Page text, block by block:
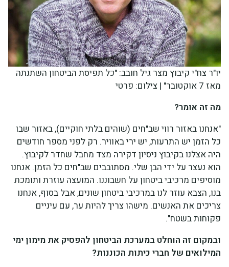
יו"ר צח"י קיבוץ מצר גיל חובב: "כל תפיסת הביטחון השתנתה
מאז 7 אוקטובר" | צילום: פרטי
מה זה אומר?
"אנחנו באזור רווי שב"חים (שוהים בלתי חוקיים), באזור שבו
כל הזמן יש התרעות, יש ירי באוויר. רק לפני מספר חודשים
היה אצלנו בקיבוץ ניסיון דקירה מצד מחבל שחדר לקיבוץ.
הוא נעצר על ידי הבן שלי. מסתובבים שב"חים כל הזמן. אנחנו
מוסיפים מרכיבי ביטחון על חשבוננו. המועצה עוזרת ותומכת
בנו, הצבא עוזר לנו במרכיבי ביטחון שונים, אבל בסוף, אנחנו
צריכים את האנשים. מישהו צריך להיות ער, עם עיניים
פקוחות בשטח".
ובמקום זה הוחלט במערכת הביטחון להפסיק את מימון ימי
המילואים של חברי כיתות הכוננות?